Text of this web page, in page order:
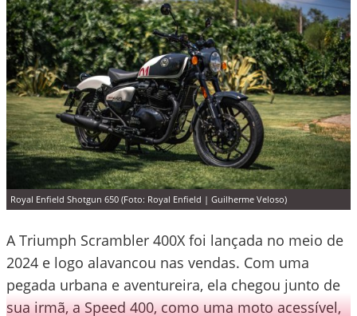
Royal Enfield Shotgun 650 (Foto: Royal Enfield | Guilherme Veloso)
A Triumph Scrambler 400X foi lançada no meio de
2024 e logo alavancou nas vendas. Com uma
pegada urbana e aventureira, ela chegou junto de
sua irmã, a Speed 400, como uma moto acessível,